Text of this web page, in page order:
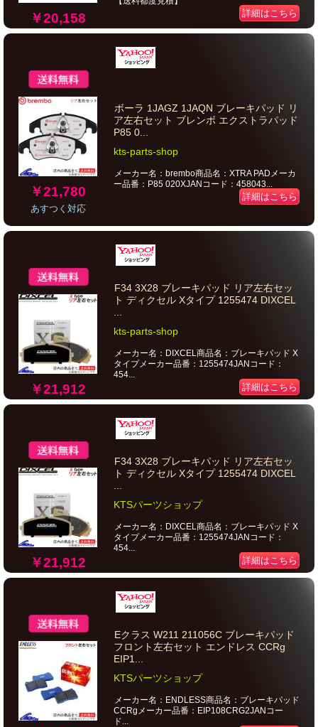
￥20,158 詳細はこちら
￥21,780
あすつく対応
ボーラ 1JAGZ 1JAQN ブレーキパッド リ
ア左右セット ブレンボ エクストラパッド
P85 0...
kts-parts-shop
メーカー名：brembo商品名：XTRA PADメーカ
ー品番：P85 020XJANコード：458043...
詳細はこちら
￥21,912
F34 3X28 ブレーキパッド リア左右セッ
ト ディクセル Xタイプ 1255474 DIXCEL
kts-parts-shop
メーカー名：DIXCEL商品名：ブレーキパッド X
タイプメーカー品番：1255474JANコード：
454...
詳細はこちら
￥21,912
F34 3X28 ブレーキパッド リア左右セッ
ト ディクセル Xタイプ 1255474 DIXCEL
KTSパーツショップ
メーカー名：DIXCEL商品名：ブレーキパッド X
タイプメーカー品番：1255474JANコード：
454...
詳細はこちら
Eクラス W211 211056C ブレーキパッド
フロント左右セット エンドレス CCRg
EIP1...
KTSパーツショップ
メーカー名：ENDLESS商品名：ブレーキパッド
CCRgメーカー品番：EIP108CRG2JANコー
ド...